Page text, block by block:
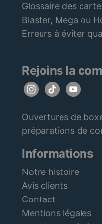
Glossaire des
Blaster, Mega ou
Erreurs à éviter
Rejoins la
Ouvertures de
préparations de
Informations
Notre histoire
Avis clients
Contact
Mentions légales